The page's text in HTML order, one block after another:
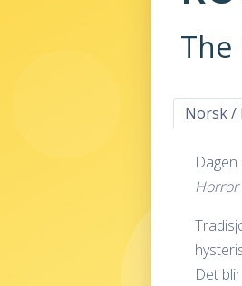
The
Norsk /
Horror
Det